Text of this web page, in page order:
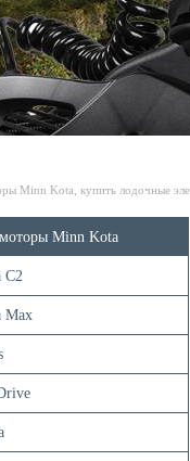
Minn Kota, купить лодочные
Minn Kota
C2
Max